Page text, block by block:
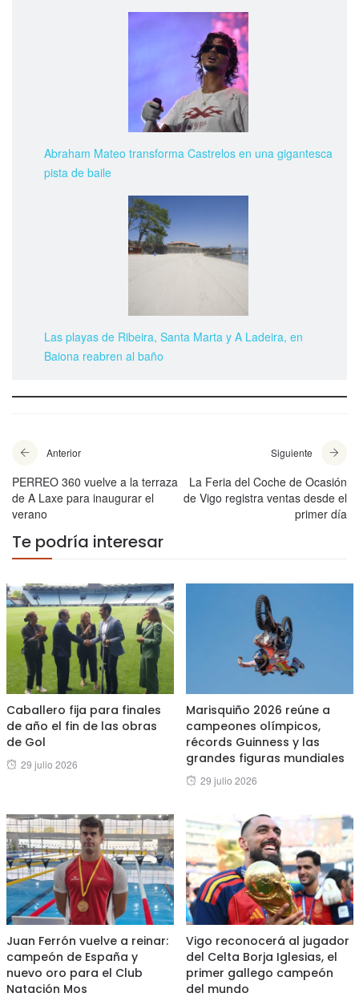
Abraham Mateo transforma Castrelos en una gigantesca
pista de baile
Las playas de Ribeira, Santa Marta y A Ladeira, en
Baiona reabren al baño
Anterior
PERREO 360 vuelve a la terraza
de A Laxe para inaugurar el
verano
Siguiente
La Feria del Coche de Ocasión
de Vigo registra ventas desde el
primer día
Te podría interesar
Caballero fija para finales
de año el fin de las obras
de Gol
Posted
29 julio 2026
Marisquiño 2026 reúne a
campeones olímpicos,
récords Guinness y las
grandes figuras mundiales
Posted
29 julio 2026
Juan Ferrón vuelve a reinar:
campeón de España y
nuevo oro para el Club
Natación Mos
Vigo reconocerá al jugador
del Celta Borja Iglesias, el
primer gallego campeón
del mundo